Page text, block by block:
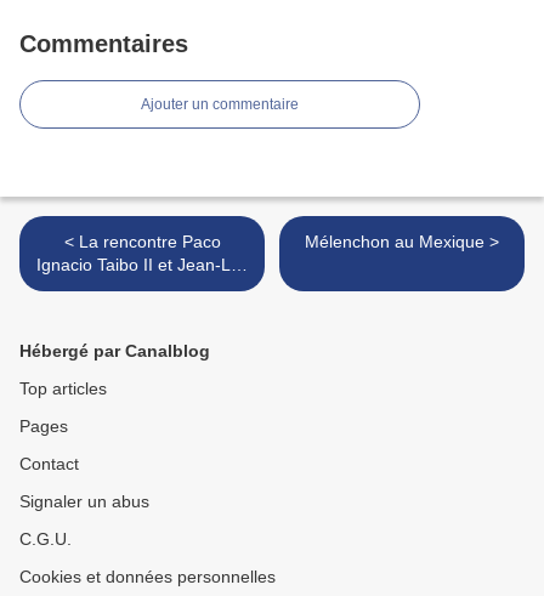
Commentaires
Ajouter un commentaire
< La rencontre Paco
Ignacio Taibo II et Jean-Luc
Mélenchon
Mélenchon au Mexique >
Hébergé par Canalblog
Top articles
Pages
Contact
Signaler un abus
C.G.U.
Cookies et données personnelles